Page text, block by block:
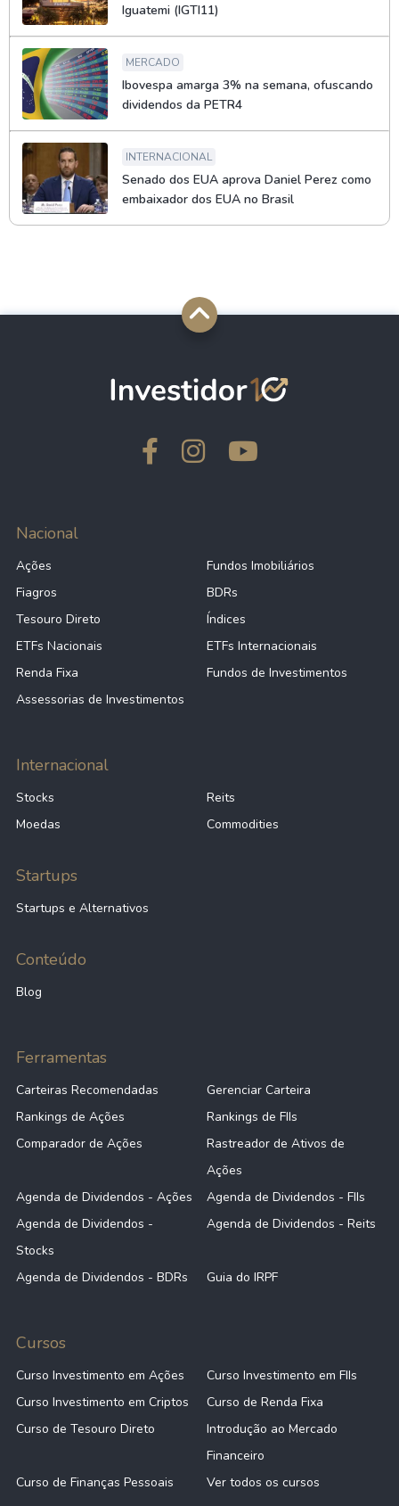
Iguatemi (IGTI11)
MERCADO
Ibovespa amarga 3% na semana, ofuscando
dividendos da PETR4
INTERNACIONAL
Senado dos EUA aprova Daniel Perez como
embaixador dos EUA no Brasil
Nacional
Ações
Fundos Imobiliários
Fiagros
BDRs
Tesouro Direto
Índices
ETFs Nacionais
ETFs Internacionais
Renda Fixa
Fundos de Investimentos
Assessorias de Investimentos
Internacional
Stocks
Reits
Moedas
Commodities
Startups
Startups e Alternativos
Conteúdo
Blog
Ferramentas
Carteiras Recomendadas
Gerenciar Carteira
Rankings de Ações
Rankings de FIIs
Comparador de Ações
Rastreador de Ativos de
Ações
Agenda de Dividendos - Ações
Agenda de Dividendos - FIIs
Agenda de Dividendos -
Stocks
Agenda de Dividendos - Reits
Agenda de Dividendos - BDRs Guia do IRPF
Cursos
Curso Investimento em Ações
Curso Investimento em FIIs
Curso Investimento em Criptos
Curso de Renda Fixa
Curso de Tesouro Direto
Introdução ao Mercado
Financeiro
Curso de Finanças Pessoais
Ver todos os cursos